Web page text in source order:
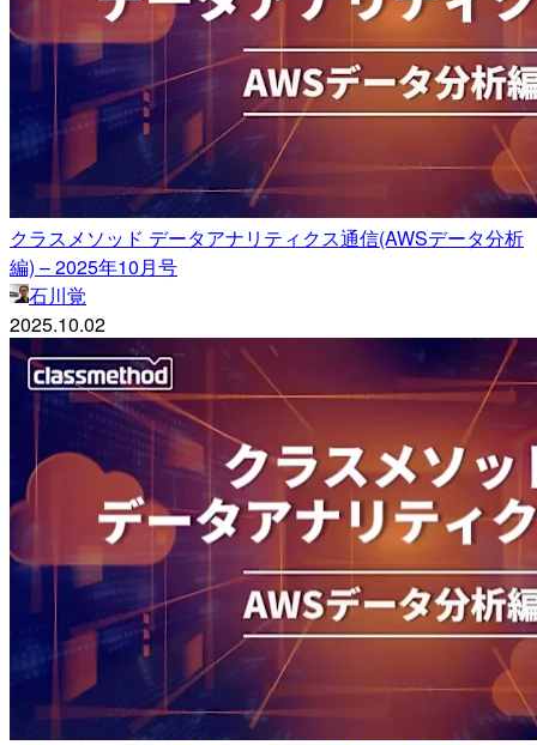
クラスメソッド データアナリティクス通信(AWSデータ分析
編) – 2025年10月号
石川覚
2025.10.02